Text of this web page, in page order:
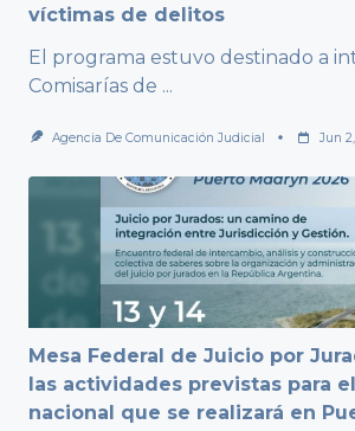
víctimas de delitos
El programa estuvo destinado a
Comisarías de ...
Agencia De Comunicación Judicial Jun
Mesa Federal de Juicio por
las actividades previstas para
nacional que se realizará en